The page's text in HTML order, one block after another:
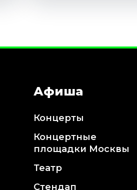
Афиша
Концерты
Концертные
площадки Москвы
Театр
Стендап